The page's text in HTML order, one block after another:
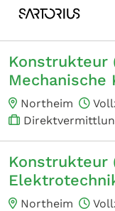
Konstrukteur
Mechanische
Northeim
Konstrukteur
Northeim